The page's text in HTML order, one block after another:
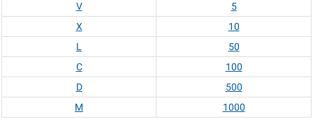
V
5
X
10
L
50
C
100
D
500
M
1000